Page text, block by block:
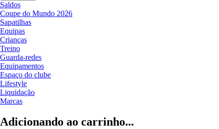
Saldos
Coupe do Mundo 2026
Sapatilhas
Equipas
Crianças
Treino
Guarda-redes
Equipamentos
Espaço do clube
Lifestyle
Liquidação
Marcas
Adicionando ao carrinho...